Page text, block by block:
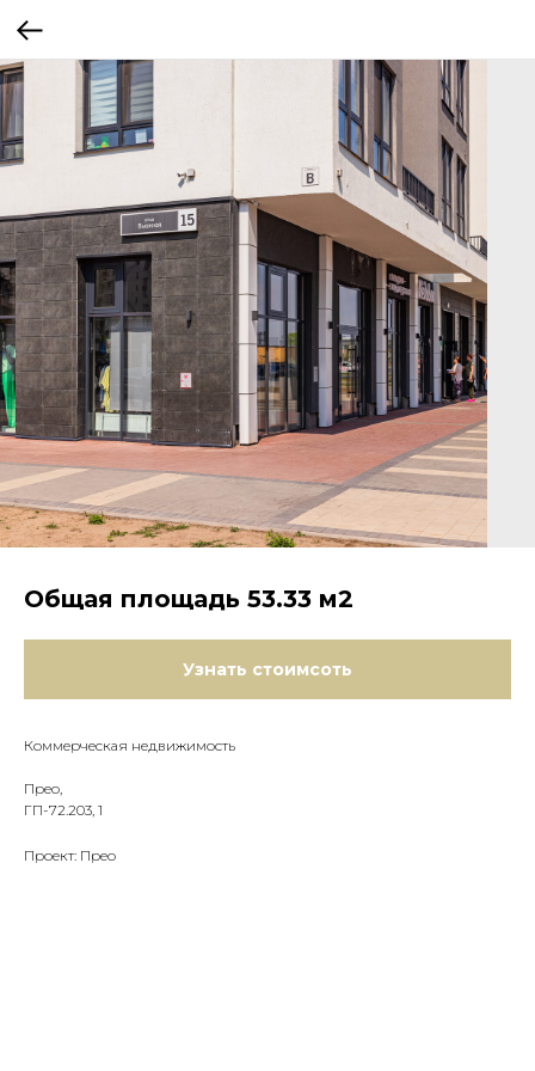
Общая площадь 53.33 м2
Узнать стоимсоть
Коммерческая недвижимость
Прео,
ГП-72.203, 1
Проект: Прео